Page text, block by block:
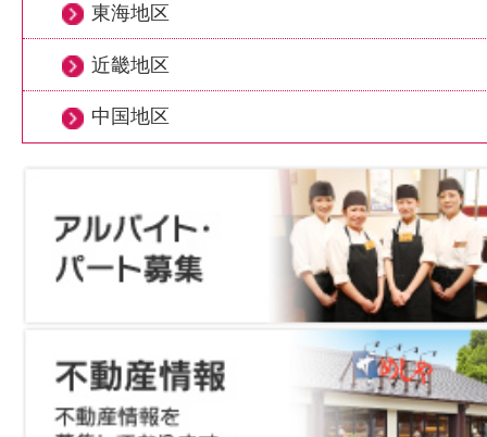
東海地区
近畿地区
中国地区